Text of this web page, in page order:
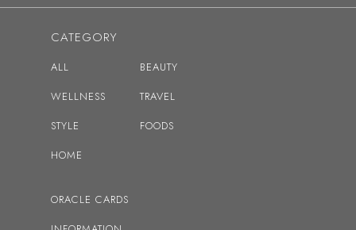
CATEGORY
ALL
WELLNESS
STYLE
HOME
BEAUTY
TRAVEL
FOODS
ORACLE CARDS